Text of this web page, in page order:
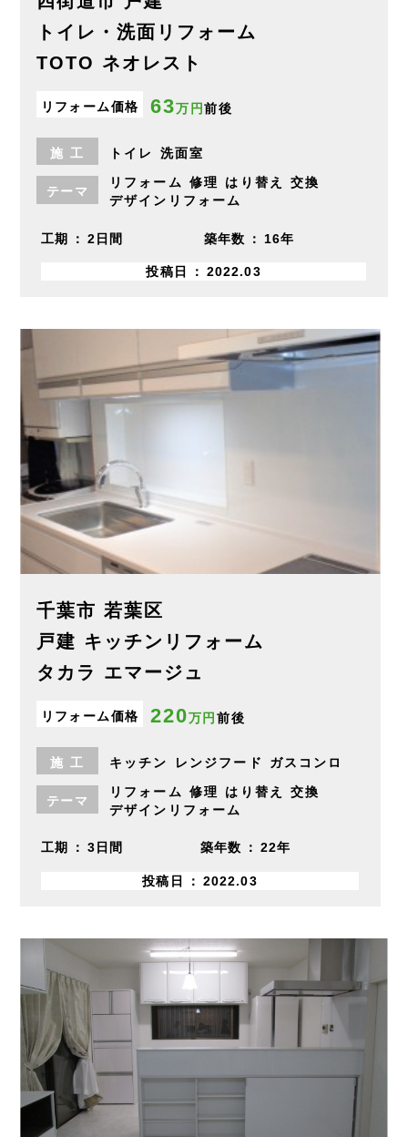
トイレ・洗面リフォーム
TOTO ネオレスト
リフォーム価格 63万円前後
施 工 トイレ 洗面室
テーマ
リフォーム 修理 はり替え
交換
デザインリフォーム
工期 2日間 築年数 16年
投稿日 2022.03
千葉市 若葉区
戸建 キッチンリフォーム
タカラ エマージュ
リフォーム価格 220万円 前後
施 工 キッチン レンジフード ガスコンロ
テーマ
リフォーム 修理 はり替え
交換
デザインリフォーム
工期 3日間 築年数 22年
投稿日 2022.03